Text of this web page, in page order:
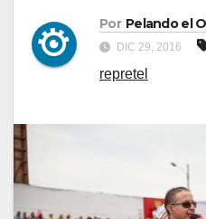
Por Pelando el
DIC 29, 2016
repretel